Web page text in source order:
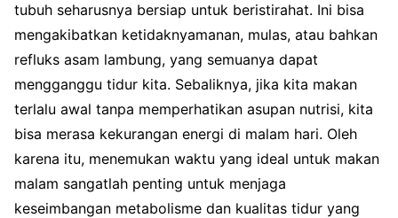
tubuh seharusnya bersiap untuk beristirahat. Ini bisa
mengakibatkan ketidaknyamanan, mulas, atau bahkan
refluks asam lambung, yang semuanya dapat
mengganggu tidur kita. Sebaliknya, jika kita makan
terlalu awal tanpa memperhatikan asupan nutrisi, kita
bisa merasa kekurangan energi di malam hari. Oleh
karena itu, menemukan waktu yang ideal untuk makan
malam sangatlah penting untuk menjaga
keseimbangan metabolisme dan kualitas tidur yang